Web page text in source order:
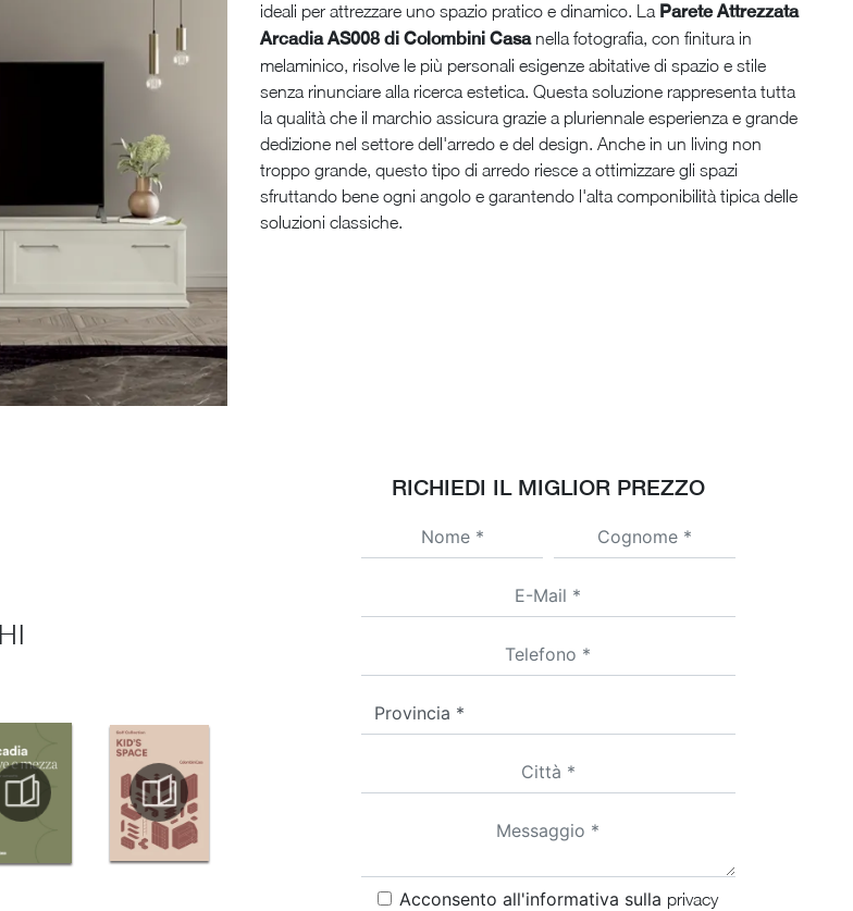
ideali per attrezzare uno spazio pratico e dinamico. La Parete Attrezzata
Arcadia AS008 di Colombini Casanella fotografia, con finitura in
melaminico, risolve le più personali esigenze abitative di spazio e stile
senza rinunciare alla ricerca estetica. Questa soluzione rappresenta tutta
la qualità che il marchio assicura grazie a pluriennale esperienza e grande
dedizione nel settore dell'arredo e del design. Anche in un living non
troppo grande, questo tipo di arredo riesce a ottimizzare gli spazi
sfruttando bene ogni angolo e garantendo l'alta componibilità tipica delle
soluzioni classiche.
RICHIEDI IL MIGLIOR PREZZO
Acconsento all'informativa sulla privacy